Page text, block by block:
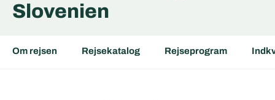
Slovenien
Om rejsen Rejsekatalog Rejseprogram